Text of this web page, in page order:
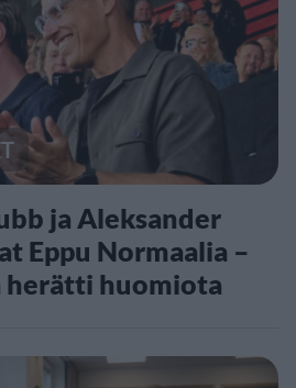
ja Aleksander
Eppu Normaalia –
huomiota